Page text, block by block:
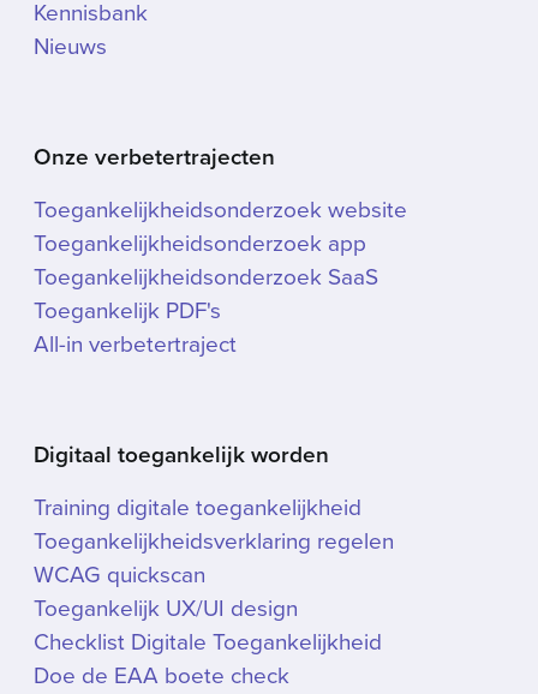
Kennisbank
Nieuws
Onze verbetertrajecten
Toegankelijkheidsonderzoek website
Toegankelijkheidsonderzoek app
Toegankelijkheidsonderzoek SaaS
Toegankelijk PDF's
All-in verbetertraject
Digitaal toegankelijk worden
Training digitale toegankelijkheid
Toegankelijkheidsverklaring regelen
WCAG quickscan
Toegankelijk UX/UI design
Checklist Digitale Toegankelijkheid
Doe de EAA boete check